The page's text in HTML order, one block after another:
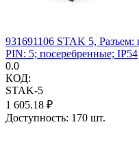
931691106 STAK 5,
PIN: 5; посеребренные; IP54
0.0
КОД:
STAK-5
1 605.18 ₽
Доступность: 170 шт.